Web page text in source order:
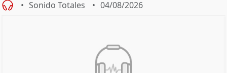
Sonido Totales 04/08/2026